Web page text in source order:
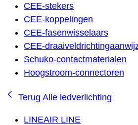
CEE-stekers
CEE-koppelingen
CEE-fasenwisselaars
CEE-
Schuko-contactmaterialen
Hoogstroom-connectoren
Terug Alle ledverlichting
LINEAIR LINE